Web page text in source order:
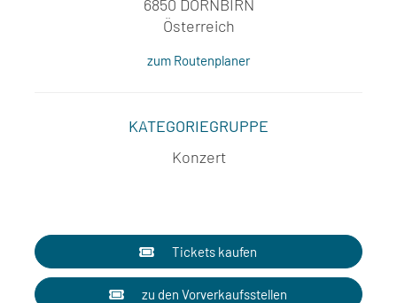
6850 DORNBIRN
Österreich
zum Routenplaner
KATEGORIEGRUPPE
Konzert
Tickets kaufen
zu den Vorverkaufsstellen